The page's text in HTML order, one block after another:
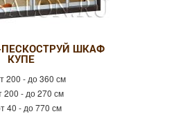
ШКАФ
КУПЕ
200 - до 360 см
200 - до 270 см
40 - до 770 см